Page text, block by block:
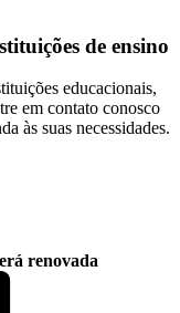
de ensino
educacionais,
em contato conosco
às suas necessidades.
renovada